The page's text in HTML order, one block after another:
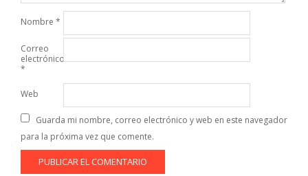
Nombre *
Correo
electrónico
*
Web
Guarda mi nombre, correo electrónico y web en este navegador
para la próxima vez que comente.